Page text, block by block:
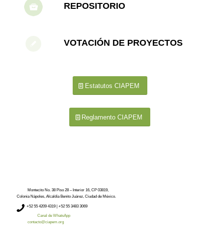
REPOSITORIO
VOTACIÓN DE PROYECTOS
Estatutos CIAPEM
Reglamento CIAPEM
Montecito No. 38 Piso 28 – Interior 16, CP 03819,
Colonia Nápoles, Alcaldía Benito Juárez, Ciudad de México.
+52 55 4209 4319 | +52 55 3483 3069
Canal de WhatsApp
contacto@ciapem.org